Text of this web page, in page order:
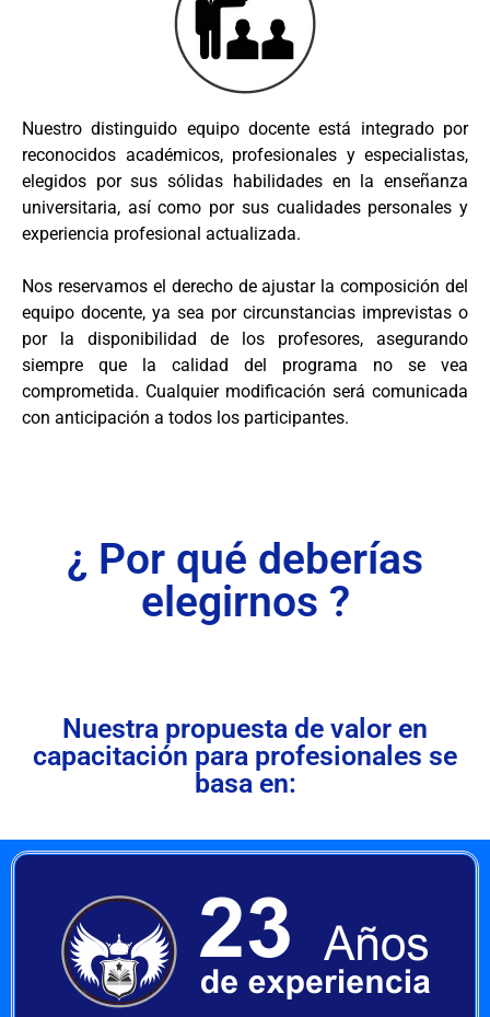
Nuestro distinguido equipo docente está integrado por
reconocidos académicos, profesionales y especialistas,
elegidos por sus sólidas habilidades en la enseñanza
universitaria, así como por sus cualidades personales y
experiencia profesional actualizada.
Nos reservamos el derecho de ajustar la composición del
equipo docente, ya sea por circunstancias imprevistas o
por la disponibilidad de los profesores, asegurando
siempre que la calidad del programa no se vea
comprometida. Cualquier modificación será comunicada
con anticipación a todos los participantes.
¿ Por qué deberías
elegirnos ?
Nuestra propuesta de valor en
capacitación para profesionales se
basa en: